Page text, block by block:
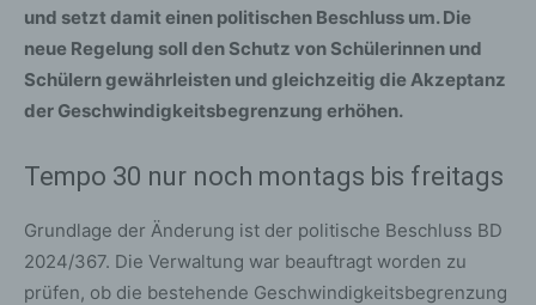
und setzt damit einen politischen Beschluss um. Die
neue Regelung soll den Schutz von Schülerinnen und
Schülern gewährleisten und gleichzeitig die Akzeptanz
der Geschwindigkeitsbegrenzung erhöhen.
Tempo 30 nur noch montags bis freitags
Grundlage der Änderung ist der politische Beschluss BD
2024/367. Die Verwaltung war beauftragt worden zu
prüfen, ob die bestehende Geschwindigkeitsbegrenzung